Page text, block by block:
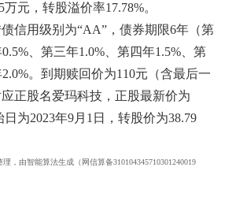
元，转股溢价率17.78%。
信用级别为“AA”，债券期限6年（第
、第三年1.0%、第四年1.5%、第
。到期赎回价为110元（含最后一
正股名爱玛科技，正股最新价为
为2023年9月1日，转股价为38.79
，由智能算法生成（网信算备310104345710301240019